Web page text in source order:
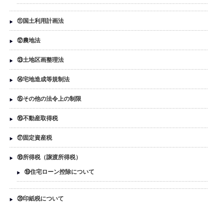
⑪国土利用計画法
⑫農地法
⑬土地区画整理法
⑭宅地造成等規制法
⑮その他の法令上の制限
⑯不動産取得税
⑰固定資産税
⑱所得税（譲渡所得税）
⑲住宅ローン控除について
⑳印紙税について